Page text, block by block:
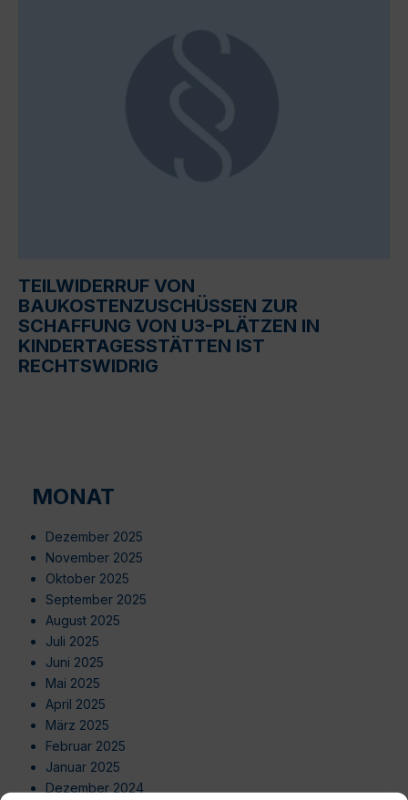
TEILWIDERRUF VON
BAUKOSTENZUSCHÜSSEN ZUR
SCHAFFUNG VON U3-PLÄTZEN IN
KINDERTAGESSTÄTTEN IST
RECHTSWIDRIG
MONAT
Dezember 2025
November 2025
Oktober 2025
September 2025
August 2025
Juli 2025
Juni 2025
Mai 2025
April 2025
März 2025
Februar 2025
Januar 2025
Dezember 2024